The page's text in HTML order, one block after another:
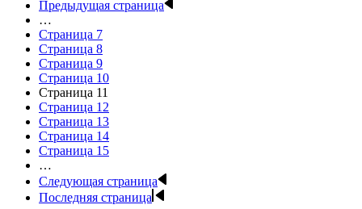
Предыдущая страница
…
Страница 7
Страница 8
Страница 9
Страница 10
Страница 11
Страница 12
Страница 13
Страница 14
Страница 15
…
Следующая страница
Последняя страница